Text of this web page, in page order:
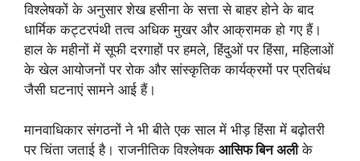
विश्लेषकों के अनुसार शेख हसीना के सत्ता से बाहर होने के बाद
धार्मिक कट्टरपंथी तत्व अधिक मुखर और आक्रामक हो गए हैं।
हाल के महीनों में सूफी दरगाहों पर हमले, हिंदुओं पर हिंसा, महिलाओं
के खेल आयोजनों पर रोक और सांस्कृतिक कार्यक्रमों पर प्रतिबंध
जैसी घटनाएं सामने आई हैं।
मानवाधिकार संगठनों ने भी बीते एक साल में भीड़ हिंसा में बढ़ोतरी
पर चिंता जताई है। राजनीतिक विश्लेषक आसिफ बिन अलीके